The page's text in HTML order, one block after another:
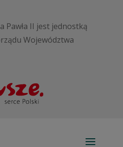
Pawła II jest jednostką
Województwa